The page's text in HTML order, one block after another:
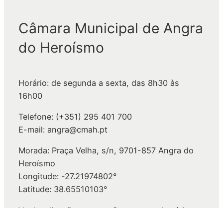
Câmara Municipal de Angra
do Heroísmo
Horário: de segunda a sexta, das 8h30 às
16h00
Telefone: (+351) 295 401 700
E-mail: angra@cmah.pt
Morada: Praça Velha, s/n, 9701-857 Angra do
Heroísmo
Longitude: -27.21974802°
Latitude: 38.65510103°